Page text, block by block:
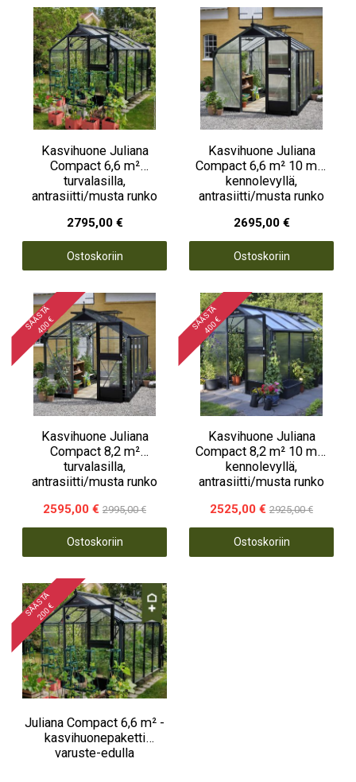
Kasvihuone Juliana
Compact 6,6 m²
turvalasilla,
antrasiitti/musta runko
2795,00 €
Ostoskoriin
Kasvihuone Juliana
Compact 6,6 m² 10 mm
kennolevyllä,
antrasiitti/musta runko
2695,00 €
Ostoskoriin
S
Ä
Ä
S
T
Ä
4
0
0
€
Kasvihuone Juliana
Compact 8,2 m²
turvalasilla,
antrasiitti/musta runko
2595,00 € 2995,00 €
Ostoskoriin
S
Ä
Ä
S
T
Ä
4
0
0
€
Kasvihuone Juliana
Compact 8,2 m² 10 mm
kennolevyllä,
antrasiitti/musta runko
2525,00 € 2925,00 €
Ostoskoriin
S
Ä
Ä
S
T
Ä
2
0
0
€
Juliana Compact 6,6 m² -
kasvihuonepaketti
varuste-edulla